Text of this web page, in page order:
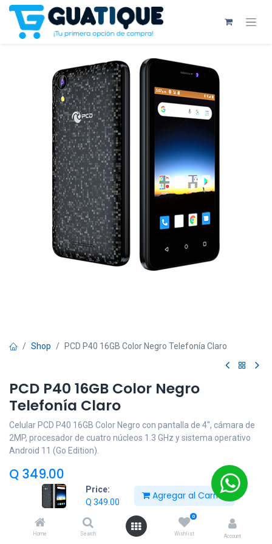
Price:
Q 349.00
Agregar al Carrito
Home Search
0
Wishlist Account
Shop PCD P40 16GB Color Negro Telefonía Claro
PCD P40 16GB Color Negro
Telefonía Claro
Celular PCD P40 16GB Color Negro con pantalla de 4", cámara de
2MP, procesador de cuatro núcleos 1.3 GHz y sistema operativo
Android 11 (Go Edition).
Q 349.00
Añadir al carrito